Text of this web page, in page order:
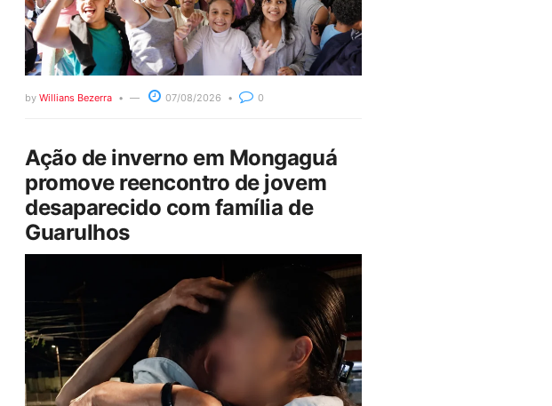
by Willians Bezerra 07/08/2026 0
Ação de inverno em Mongaguá
promove reencontro de jovem
desaparecido com família de
Guarulhos